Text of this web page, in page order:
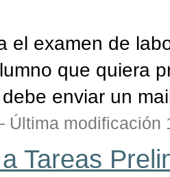
el examen de
que quiera
enviar un
Última modificación
Tareas